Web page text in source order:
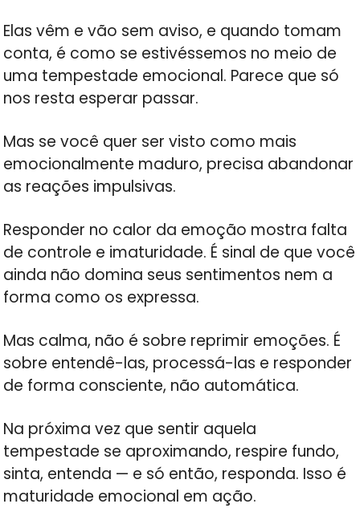
Elas vêm e vão sem aviso, e quando tomam
conta, é como se estivéssemos no meio de
uma tempestade emocional. Parece que só
nos resta esperar passar.
Mas se você quer ser visto como mais
emocionalmente maduro, precisa abandonar
as reações impulsivas.
Responder no calor da emoção mostra falta
de controle e imaturidade. É sinal de que você
ainda não domina seus sentimentos nem a
forma como os expressa.
Mas calma, não é sobre reprimir emoções. É
sobre entendê-las, processá-las e responder
de forma consciente, não automática.
Na próxima vez que sentir aquela
tempestade se aproximando, respire fundo,
sinta, entenda — e só então, responda. Isso é
maturidade emocional em ação.